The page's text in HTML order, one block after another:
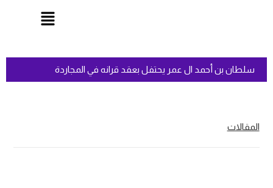
سلطان بن أحمد ال عمر يحتفل بعقد قرانه في المجاردة
المقالات